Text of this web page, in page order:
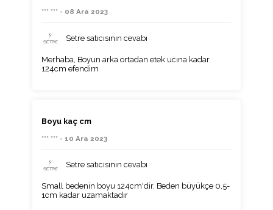
*** *** - 08 Ara 2023
Setre satıcısının cevabı
Merhaba, Boyun arka ortadan etek ucına kadar
124cm efendim
Boyu kaç cm
*** *** - 10 Ara 2023
Setre satıcısının cevabı
Small bedenin boyu 124cm'dir. Beden büyükçe 0,5-
1cm kadar uzamaktadır